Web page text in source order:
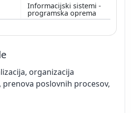
Informacijski sistemi -
programska oprema
organizacija
prenova poslovnih procesov,